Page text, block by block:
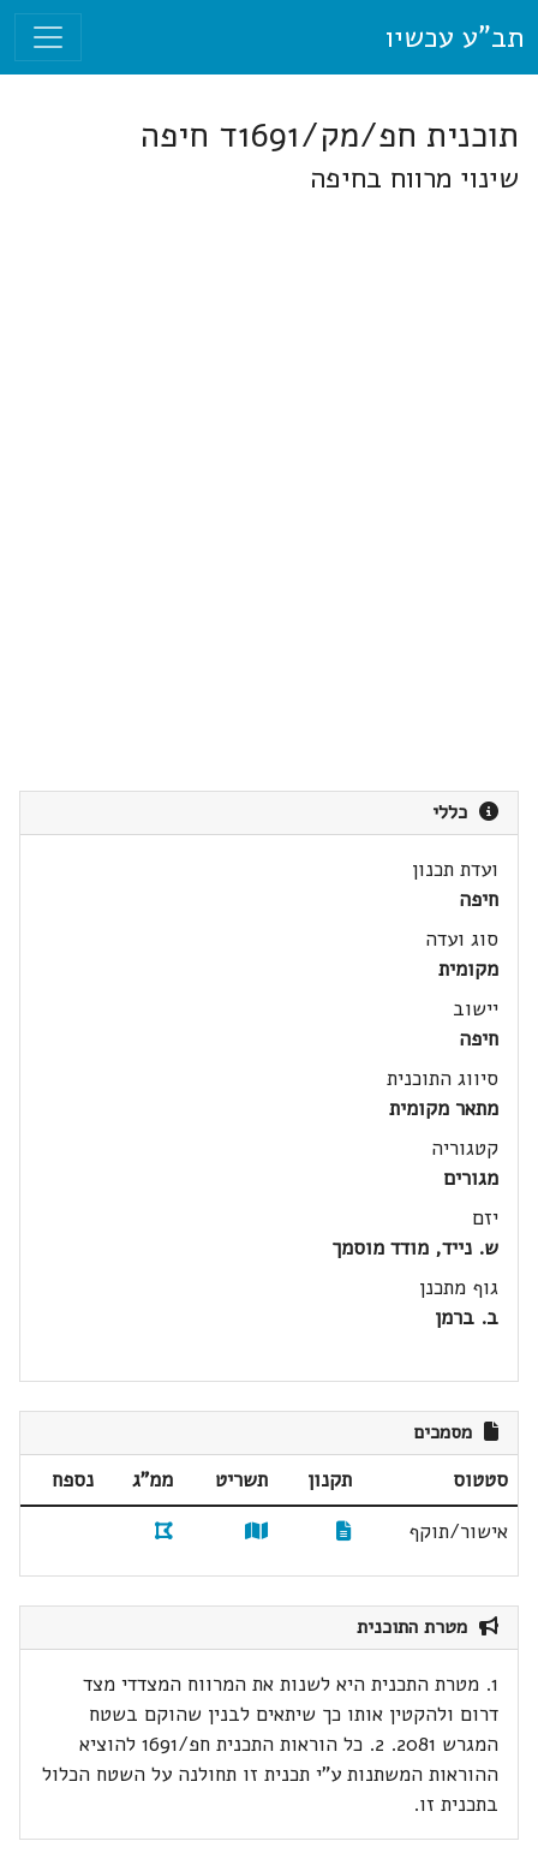
תב"ע עכשיו
תוכנית חפ/מק/1691ד חיפה
שינוי מרווח בחיפה
כללי
ועדת תכנון
חיפה
סוג ועדה
מקומית
יישוב
חיפה
סיווג התוכנית
מתאר מקומית
קטגוריה
מגורים
יזם
ש. נייד, מודד מוסמך
גוף מתכנן
ב. ברמן
מסמכים
סטטוס תקנון תשריט ממ"ג
נספח
אישור/תוקף
מטרת התוכנית
1. מטרת התכנית היא לשנות את המרווח המצדדי מצד
דרום ולהקטין אותו כך שיתאים לבנין שהוקם בשטח
המגרש 2081. 2. כל הוראות התכנית חפ/1691 להוציא
ההוראות המשתנות ע"י תכנית זו תחולנה על השטח הכלול
בתכנית זו.